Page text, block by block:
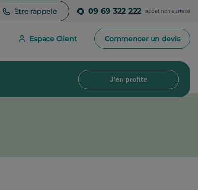
Être rappelé 09 69 322 222 appel non surtaxé
Espace Client Commencer un devis
J'en profite